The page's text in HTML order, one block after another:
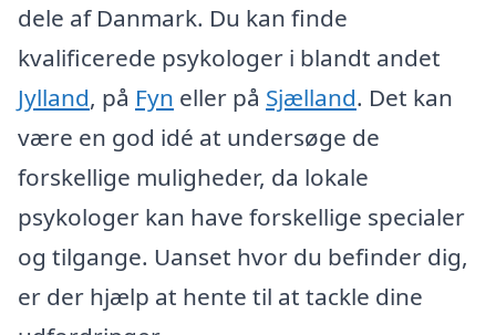
dele af Danmark. Du kan finde
kvalificerede psykologer i blandt andet
Jylland, på Fyn eller på Sjælland. Det kan
være en god idé at undersøge de
forskellige muligheder, da lokale
psykologer kan have forskellige specialer
og tilgange. Uanset hvor du befinder dig,
er der hjælp at hente til at tackle dine